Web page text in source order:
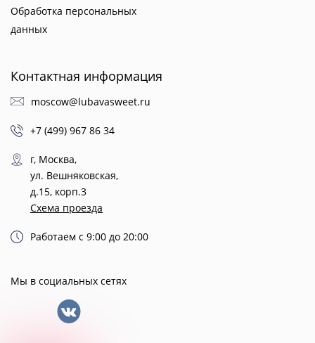
Обработка персональных
данных
Контактная информация
moscow@lubavasweet.ru
+7 (499) 967 86 34
г, Москва,
ул. Вешняковская,
д.15, корп.3
Схема проезда
Работаем с 9:00 до 20:00
Мы в социальных сетях